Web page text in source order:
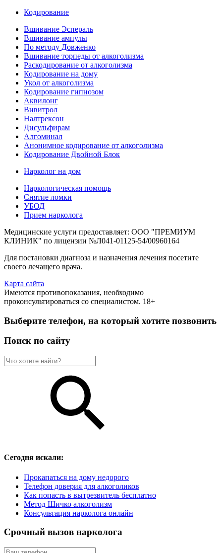
Кодирование
Вшивание Эспераль
Вшивание ампулы
По методу Довженко
Вшивание торпеды от алкоголизма
Раскодирование от алкоголизма
Кодирование на дому
Укол от алкоголизма
Кодирование гипнозом
Аквилонг
Вивитрол
Налтрексон
Дисульфирам
Алгоминал
Анонимное кодирование от алкоголизма
Кодирование Двойной Блок
Нарколог на дом
Наркологическая помощь
Снятие ломки
УБОД
Прием нарколога
Медицинские услуги предоставляет: ООО "ПРЕМИУМ
КЛИНИК" по лицензии №Л041-01125-54/00960164
Для постановки диагноза и назначения лечения посетите
своего лечащего врача.
Карта сайта
Имеются противопоказания, необходимо
проконсультироваться со специалистом. 18+
Выберите телефон, на который хотите позвонить
Поиск по сайту
Сегодня искали:
Прокапаться на дому недорого
Телефон доверия для алкоголиков
Как попасть в вытрезвитель бесплатно
Метод Шичко алкоголизм
Консультация нарколога онлайн
Срочный вызов нарколога